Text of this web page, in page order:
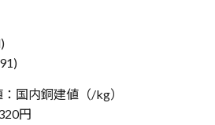
国内銅建値（/kg）
円